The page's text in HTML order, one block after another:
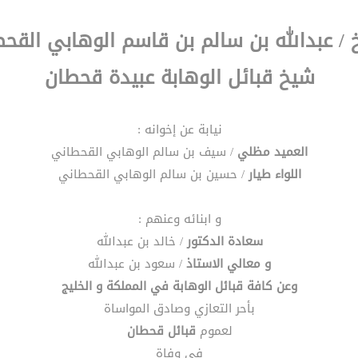
/ عبدالله بن سالم بن قاسم الوهابي
شيخ قبائل الوهابة عبيدة قحطان
نيابة عن إخوانه :
العميد مظلي / سيف بن سالم الوهابي القحطاني
اللواء طيار/ حسين بن سالم الوهابي القحطاني
و ابنائه وعنهم :
سعادة الدكتور/ خالد بن عبدالله
و معالي الاستاذ/ سعود بن عبدالله
وعن كافة قبائل الوهابة في المملكة و الخليج
بأحر التعازي وصادق المواساة
لعموم قبائل قحطان
في وفاة